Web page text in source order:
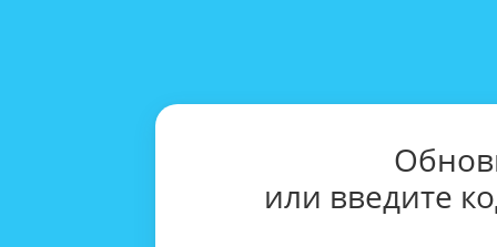
или введите